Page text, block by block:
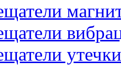
утечки